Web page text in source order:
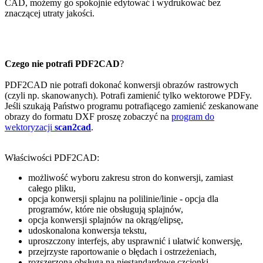
CAD, możemy go spokojnie edytować i wydrukować bez
znaczącej utraty jakości.
Czego nie potrafi PDF2CAD?
PDF2CAD nie potrafi dokonać konwersji obrazów rastrowych
(czyli np. skanowanych). Potrafi zamienić tylko wektorowe PDFy.
Jeśli szukają Państwo programu potrafiącego zamienić zeskanowane
obrazy do formatu DXF proszę zobaczyć na program do
wektoryzacji scan2cad.
Właściwości PDF2CAD:
możliwość wyboru zakresu stron do konwersji, zamiast
całego pliku,
opcja konwersji splajnu na polilinie/linie - opcja dla
programów, które nie obsługują splajnów,
opcja konwersji splajnów na okrąg/elipsę,
udoskonalona konwersja tekstu,
uproszczony interfejs, aby usprawnić i ułatwić konwersję,
przejrzyste raportowanie o błędach i ostrzeżeniach,